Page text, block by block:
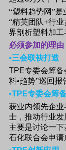
“塑料趋势网”
“精英团队+行业
界剖析塑料加工
必须参加的理由
•三会联袂打造
TPE专委会筹备
料•趋势”巡回报
•TPE专委会筹
获业内领先企
士，推动行业发
主要是讨论一
石化联合会申请